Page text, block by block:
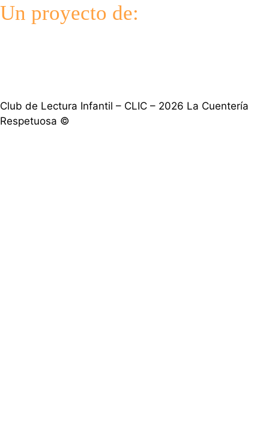
Un proyecto de:
Club de Lectura Infantil – CLIC – 2026 La Cuentería
Respetuosa ©